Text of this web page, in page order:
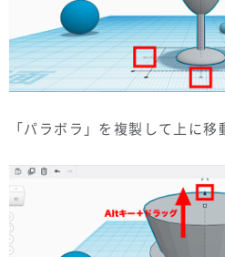
「パラボラ」を複製して上に移